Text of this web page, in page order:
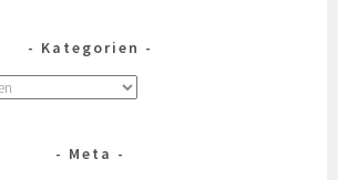
Kategorien
Meta